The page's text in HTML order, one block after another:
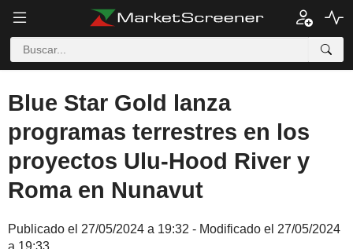
Blue Star Gold lanza
programas terrestres en los
proyectos Ulu-Hood River y
Roma en Nunavut
Publicado el 27/05/2024 a 19:32 - Modificado el 27/05/2024
a 19:33